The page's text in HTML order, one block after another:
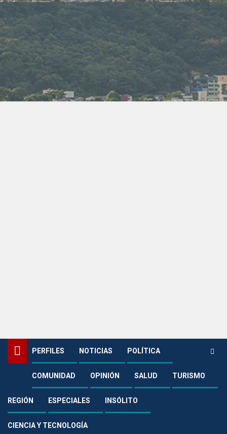
PERFILES NOTICIAS POLÍTICA
COMUNIDAD OPINIÓN SALUD TURISMO
REGIÓN ESPECIALES INSÓLITO
CIENCIA Y TECNOLOGÍA
Noticias
Medio Ambiente
Cormacarena liberó 120 animales víctimas de tráfico ilegal en la
Reserva Natural Yurumí
Medio Ambiente